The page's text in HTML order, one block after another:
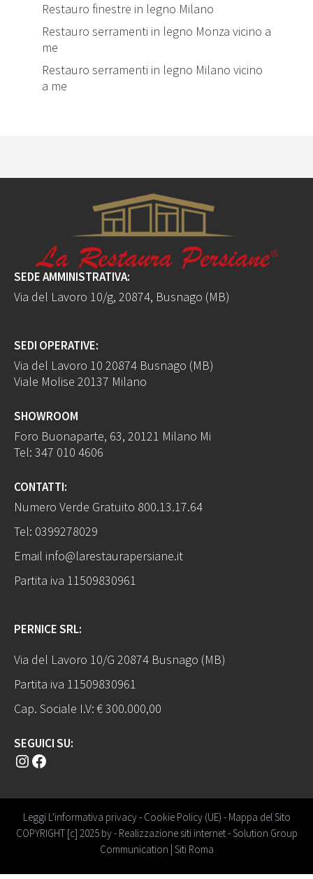
Restauro finestre in legno Milano
Restauro serramenti in legno Monza vicino a
me
Restauro serramenti in legno Milano vicino
a me
SEDE AMMINISTRATIVA:
Via del Lavoro 10/g, 20874, Busnago (MB)
SEDI OPERATIVE:
Via del Lavoro 10 20874 Busnago (MB)
Viale Molise 20137 Milano
SHOWROOM
Foro Buonaparte, 63, 20121 Milano Mi
Tel: 347 010 4606
CONTATTI:
Numero Verde Gratuito 800.13.17.64
Tel: 0399278029
Email info@larestaurapersiane.it
Partita iva 11509830961
PERNICE SRL:
Via del Lavoro 10/G 20874 Busnago (MB)
Partita iva 11509830961
Cap. Sociale I.V: € 300.000,00
SEGUICI SU:
Instagram Facebook
Leggi L'informativa privacy- Cookie Policy (UE) - Mappa del Sito
COPYRIGHT [c] 2025 by - Realizzazione siti internet-Solution Group
Communication | Siti Roma